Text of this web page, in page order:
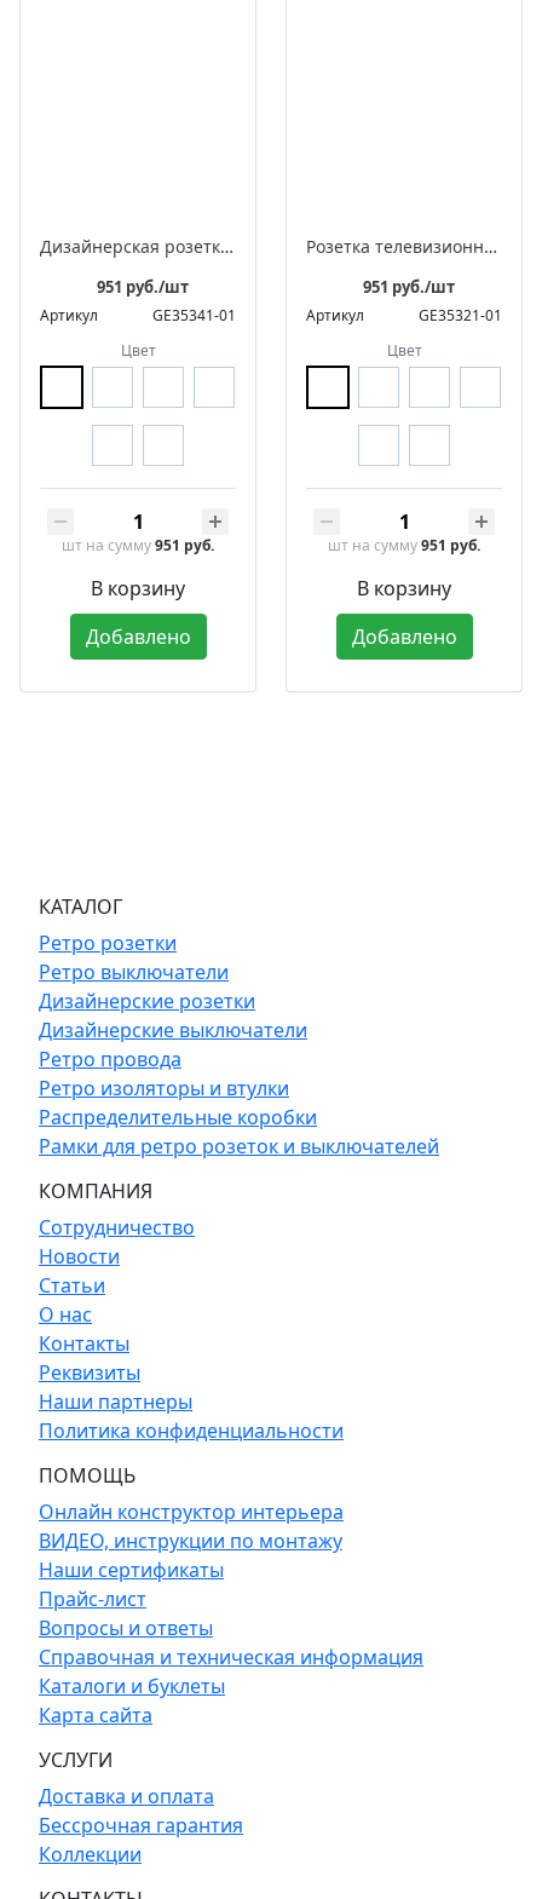
Дизайнерская розетка для интернета встраиваемая, серия «ЛАХТА» / «ЛАХТА Оптима»
951 руб./шт
Артикул
GE35341-01
Цвет
шт на сумму951 руб.
В корзину
Добавлено
Розетка телевизионная дизайнерская оконечная встраиваемая, серия «ЛАХТА» / «ЛАХТА Оптима»
951 руб./шт
Артикул
GE35321-01
Цвет
шт на сумму951 руб.
В корзину
Добавлено
КАТАЛОГ
Ретро розетки
Ретро выключатели
Дизайнерские розетки
Дизайнерские выключатели
Ретро провода
Ретро изоляторы и втулки
Распределительные коробки
Рамки для ретро розеток и выключателей
КОМПАНИЯ
Сотрудничество
Новости
Статьи
О нас
Контакты
Реквизиты
Наши партнеры
Политика конфиденциальности
ПОМОЩЬ
Онлайн конструктор интерьера
ВИДЕО, инструкции по монтажу
Наши сертификаты
Прайс-лист
Вопросы и ответы
Справочная и техническая информация
Каталоги и буклеты
Карта сайта
УСЛУГИ
Доставка и оплата
Бессрочная гарантия
Коллекции